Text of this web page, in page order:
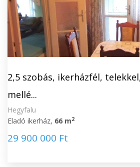
2,5 szobás, ikerházfél,
mellé...
Hegyfalu
Eladó ikerház, 66 m2
29 900 000 Ft